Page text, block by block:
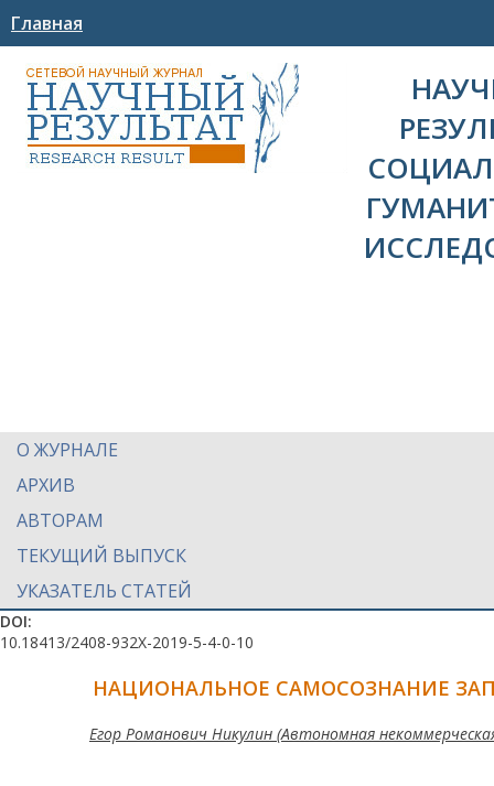
Главная
О ЖУРНАЛЕ
АРХИВ
АВТОРАМ
ТЕКУЩИЙ ВЫПУСК
УКАЗАТЕЛЬ СТАТЕЙ
DOI:
10.18413/2408-932X-2019-5-4-0-10
НАЦИОНАЛЬНОЕ САМОСОЗНАНИЕ
Егор Романович Никулин (Автономная